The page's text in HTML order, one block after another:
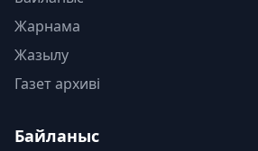
Жарнама
Жазылу
Газет архиві
Байланыс